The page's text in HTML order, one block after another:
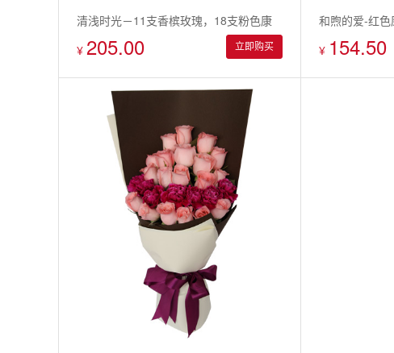
清浅时光－11支香槟玫瑰，18支粉色康
乃馨，1支蓝色锈球，适量香槟/紫色桔梗/
¥ 205.00 立即购买
和煦的爱-红
¥ 154.50